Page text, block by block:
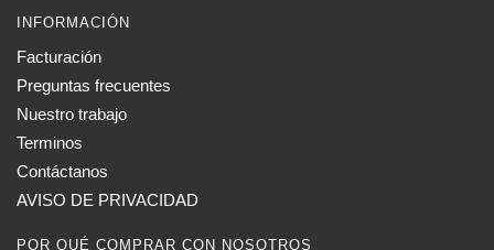
INFORMACIÓN
Facturación
Preguntas frecuentes
Nuestro trabajo
Terminos
Contáctanos
AVISO DE PRIVACIDAD
POR QUÉ COMPRAR CON NOSOTROS